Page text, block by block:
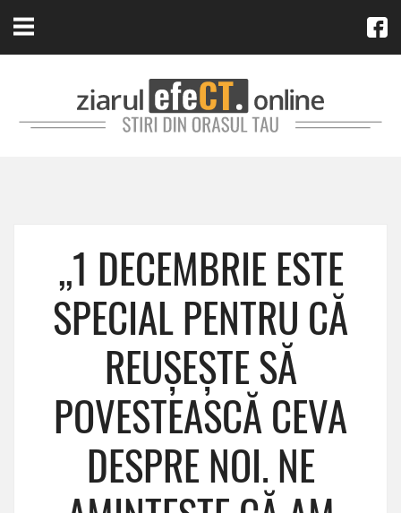
,,1 DECEMBRIE ESTE
SPECIAL PENTRU CĂ
REUȘEȘTE SĂ
POVESTEASCĂ CEVA
DESPRE NOI. NE